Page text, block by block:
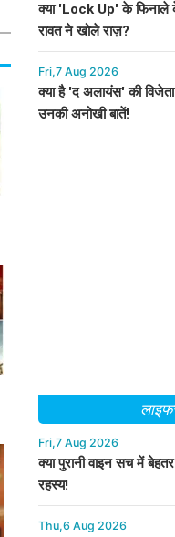
क्या 'Lock Up' के फिनाले
रावत ने खोले राज़?
Fri,7 Aug 2026
क्या है 'द अलायंस' की
उनकी अनोखी बातें!
Fri,7 Aug 2026
क्या पुरानी वाइन सच में
रहस्य!
Thu,6 Aug 2026